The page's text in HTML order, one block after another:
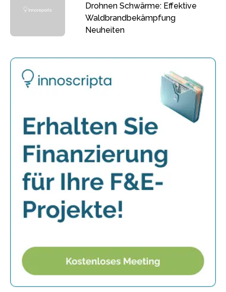
Drohnen Schwärme: Effektive
Waldbrandbekämpfung
Neuheiten